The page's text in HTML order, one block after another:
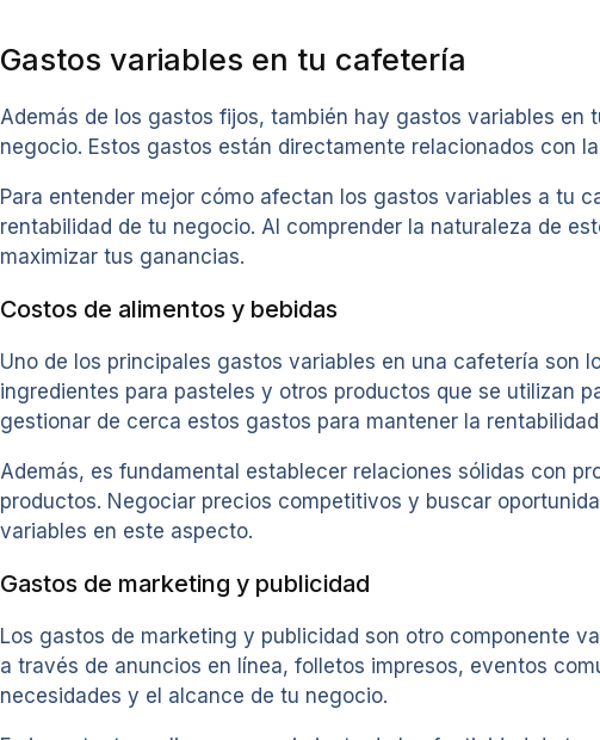
Gastos variables en tu cafetería
Además de los gastos fijos, también hay gastos variables
negocio. Estos gastos están directamente relacionados con
Para entender mejor cómo afectan los gastos variables a tu
rentabilidad de tu negocio. Al comprender la naturaleza de
maximizar tus ganancias.
Costos de alimentos y bebidas
Uno de los principales gastos variables en una cafetería son
ingredientes para pasteles y otros productos que se utilizan
gestionar de cerca estos gastos para mantener la
Además, es fundamental establecer relaciones sólidas con
productos. Negociar precios competitivos y buscar
variables en este aspecto.
Gastos de marketing y publicidad
Los gastos de marketing y publicidad son otro componente
a través de anuncios en línea, folletos impresos, eventos
necesidades y el alcance de tu negocio.